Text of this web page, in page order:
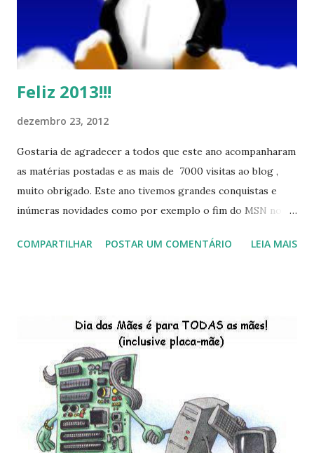
Feliz 2013!!!
dezembro 23, 2012
Gostaria de agradecer a todos que este ano acompanharam
as matérias postadas e as mais de 7000 visitas ao blog ,
muito obrigado. Este ano tivemos grandes conquistas e
inúmeras novidades como por exemplo o fim do MSN no
do Kaiana que será lançada em 2013, distro nacional , a
do LibreOffice , o IX Latinoware, a Microsoft boicotando o
Linux (como sempre), o lançamento do Windows 8 e a sua
baixa taxa de adesão pelos usuários, entre out ros. Gostaria
de desejar a todos Boas Festas e que em 2013 possamos
estar juntos novamente. Feliz Natal!!!! F eli z 2013 a todos!!!
COMPARTILHAR POSTAR UM COMENTÁRIO LEIA MAIS